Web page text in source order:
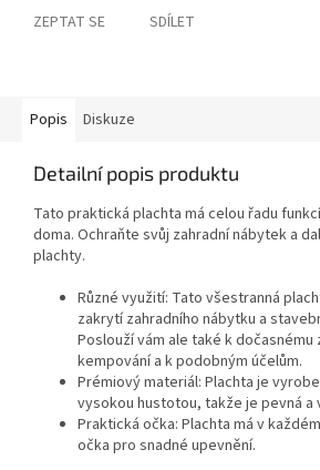
ZEPTAT SE SDÍLET
Popis Diskuze
Detailní popis produktu
Tato praktická plachta má celou řadu
doma. Ochraňte svůj zahradní nábytek a
plachty.
Různé využití: Tato všestranná
zakrytí zahradního nábytku a
Poslouží vám ale také k
kempování a k podobným účelům.
Prémiový materiál: Plachta je
vysokou hustotou, takže je pevná a
Praktická očka: Plachta má v
očka pro snadné upevnění.